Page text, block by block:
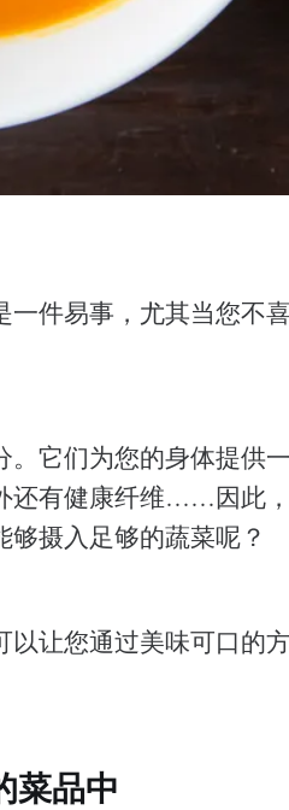
件易事，尤其当您不
它们为您的身体提供
还有健康纤维……因此
摄入足够的蔬菜呢？
以让您通过美味可口的
菜品中